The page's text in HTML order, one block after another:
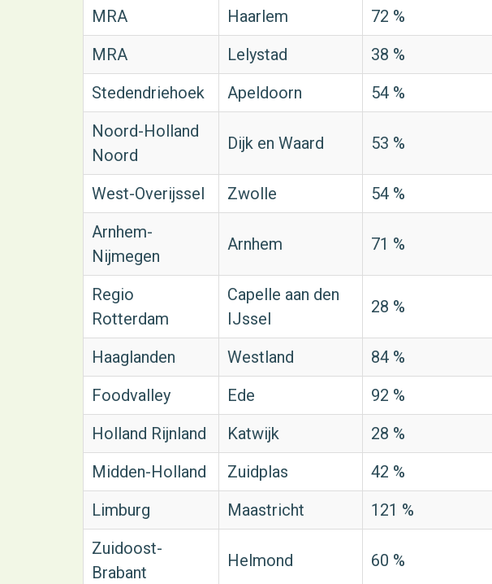
MRA
Haarlem 72 %
MRA
Lelystad 38 %
Stedendriehoek
Apeldoorn 54 %
Noord-Holland
Noord
Dijk en Waard 53 %
West-Overijssel Zwolle 54 %
Arnhem-
Nijmegen
Arnhem 71 %
Regio
Rotterdam
Capelle aan den
IJssel
28 %
Haaglanden Westland 84 %
Foodvalley
Ede 92 %
Holland Rijnland
Katwijk 28 %
Midden-Holland
Zuidplas 42 %
Limburg
Maastricht 121 %
Zuidoost-
Brabant
Helmond 60 %